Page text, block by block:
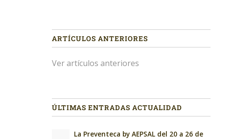
ARTÍCULOS ANTERIORES
Ver artículos anteriores
ÚLTIMAS ENTRADAS ACTUALIDAD
La Preventeca by AEPSAL del 20 a 26 de